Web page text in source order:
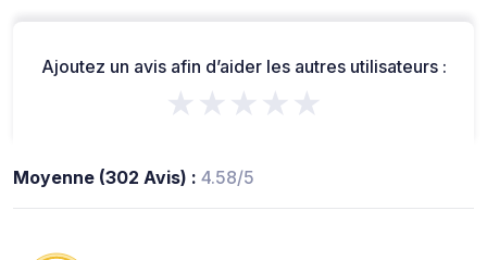
Ajoutez un avis afin d’aider les autres utilisateurs :
★★★★★
Moyenne (302 Avis) : 4.58/5